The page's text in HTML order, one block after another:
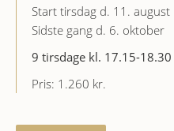
Start tirsdag d. 11. august
Sidste gang d. 6. oktober
9 tirsdage kl. 17.15-18.30
Pris: 1.260 kr.